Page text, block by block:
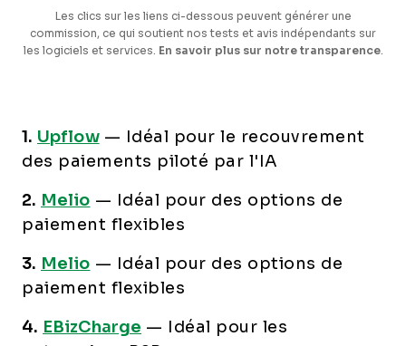
Les clics sur les liens ci-dessous peuvent générer une
commission, ce qui soutient nos tests et avis indépendants sur
les logiciels et services. En savoir plus sur notre transparence.
1. Upflow —
Idéal pour le recouvrement
des paiements piloté par l'IA
2. Melio —
Idéal pour des options de
paiement flexibles
3. Melio —
Idéal pour des options de
paiement flexibles
4. EBizCharge —
Idéal pour les